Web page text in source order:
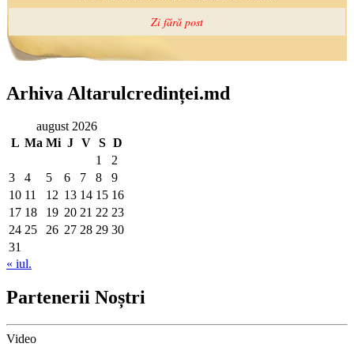
Arhiva Altarulcredinței.md
august 2026
L Ma Mi J V S D
1
2
3
4 5 6 7 8
9
10 11 12 13 14 15 16
17 18 19 20 21 22 23
24 25 26 27 28 29 30
31
« iul.
Partenerii Noștri
Video